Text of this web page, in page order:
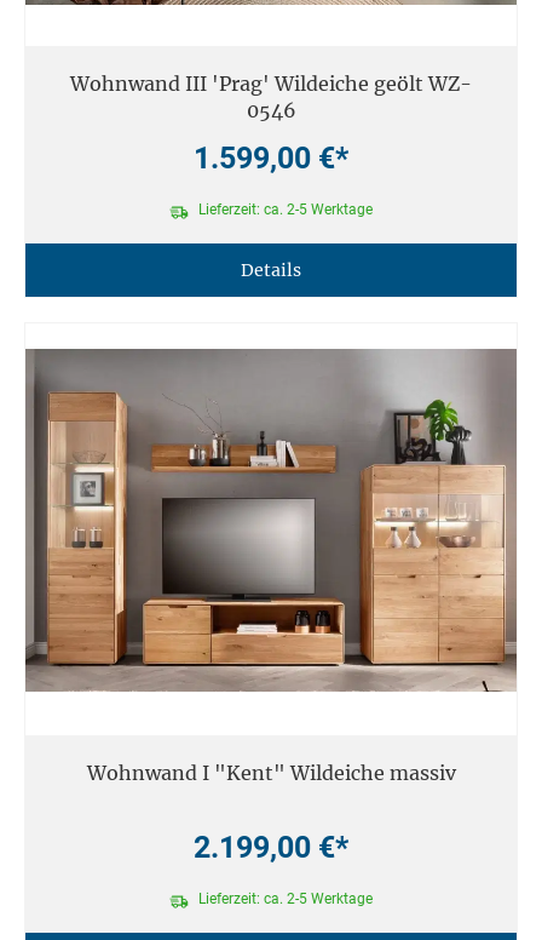
Wohnwand III 'Prag' Wildeiche geölt WZ-
0546
1.599,00 €*
Lieferzeit: ca. 2-5 Werktage
Details
Wohnwand I "Kent" Wildeiche massiv
2.199,00 €*
Lieferzeit: ca. 2-5 Werktage